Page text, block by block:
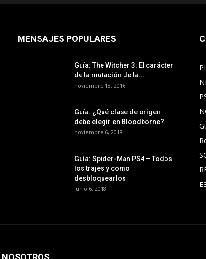
MENSAJES POPULARES
Guía: The Witcher 3: El carácter
de la mutación de la...
noviembre 18, 2016
Guía: ¿Qué clase de origen
debe elegir en Bloodborne?
noviembre 6, 2018
Guía: Spider-Man PS4 – Todos
los trajes y cómo
desbloquearlos
junio 6, 2018
NOSOTROS